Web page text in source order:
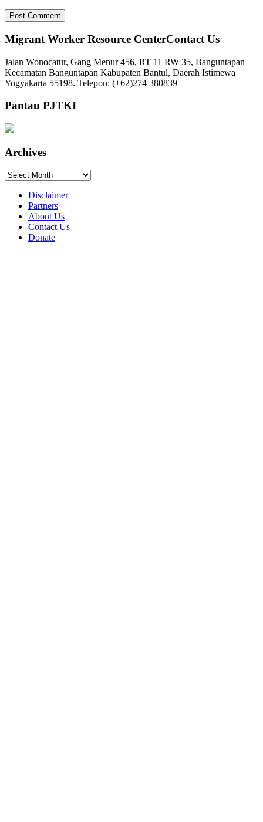
Migrant Worker Resource CenterContact Us
Jalan Wonocatur, Gang Menur 456, RT 11 RW 35, Banguntapan
Kecamatan Banguntapan Kabupaten Bantul, Daerah Istimewa
Yogyakarta 55198. Telepon: (+62)274 380839
Pantau PJTKI
Archives
Archives
Disclaimer
Partners
About Us
Contact Us
Donate